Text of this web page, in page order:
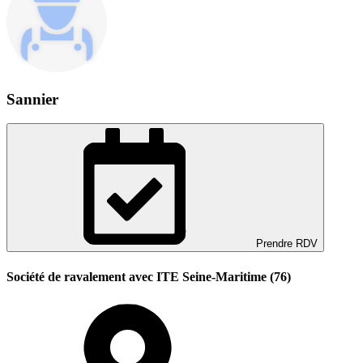
Sannier
Prendre RDV
Société de ravalement avec ITE Seine-Maritime (76)